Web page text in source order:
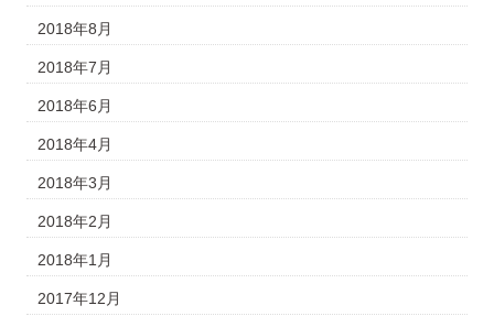
2018年8月
2018年7月
2018年6月
2018年4月
2018年3月
2018年2月
2018年1月
2017年12月